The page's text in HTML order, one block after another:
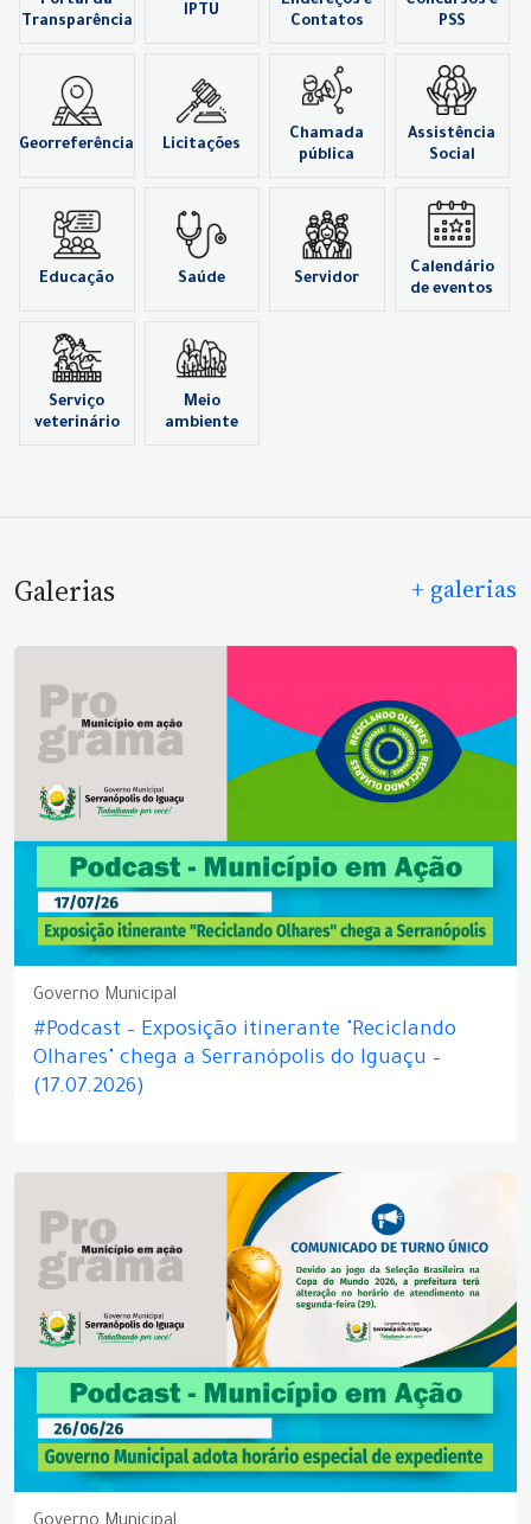
Transparência
IPTU
Contatos
PSS
Georreferência Licitações
Chamada
pública
Assistência
Social
Educação Saúde Servidor
Calendário
de eventos
Serviço
veterinário
Meio
ambiente
Galerias + galerias
Governo Municipal
#Podcast – Exposição itinerante "Reciclando
Olhares" chega a Serranópolis do Iguaçu –
(17.07.2026)